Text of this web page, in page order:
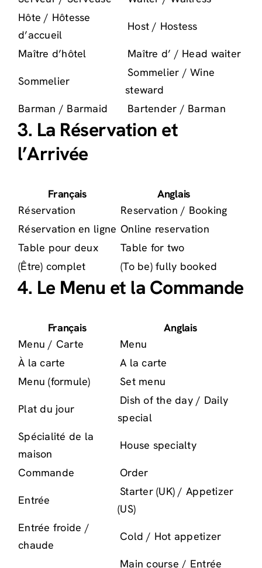
Hôte / Hôtesse
d’accueil
Host / Hostess
Maître d’hôtel Maître d’ / Head waiter
Sommelier
Sommelier / Wine
steward
Barman / Barmaid
Bartender / Barman
3. La Réservation et
l’Arrivée
Français
Anglais
Réservation
Reservation / Booking
Réservation en ligne Online reservation
Table pour deux
Table for two
(Être) complet
(To be) fully booked
4. Le Menu et la Commande
Français
Anglais
Menu / Carte
Menu
À la carte
A la carte
Menu (formule)
Set menu
Plat du jour
Dish of the day / Daily
special
Spécialité de la
maison
House specialty
Commande Order
Entrée
Starter (UK) / Appetizer
(US)
Entrée froide /
chaude
Cold / Hot appetizer
Main course / Entrée